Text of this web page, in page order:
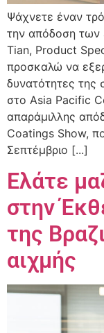
Ψάχνετε έναν
την απόδοση των
Tian, Product
προσκαλώ να
δυνατότητες
στο Asia Pacific
απαράμιλλης
Coatings Show,
Σεπτέμβριο [...]
Ελάτε
στην
της
αιχμής